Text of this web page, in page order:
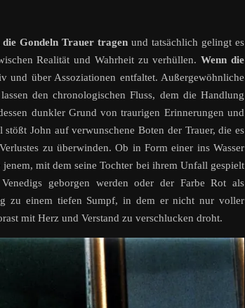
die Gondeln Trauer tragen und tatsächlich gelingt es
Realität und Wahrheit zu verhüllen.Wenn die
über Assoziationen entfaltet. Außergewöhnliche
den chronologischen Fluss, dem die Handlung
dunkler Grund von traurigen Erinnerungen und
John auf verwunschene Boten der Trauer, die es
zu überwinden. Ob in Form einer ins Wasser
mit dem seine Tochter bei ihrem Unfall gespielt
geborgen werden oder der Farbe Rot als
zu einem tiefen Sumpf, in dem er nicht nur voller
mit Herz und Verstand zu verschlucken droht.